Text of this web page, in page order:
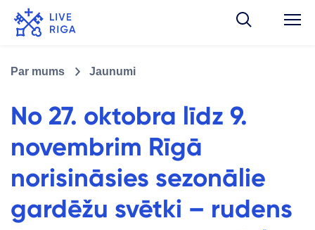
Par mums Jaunumi
No 27. oktobra līdz 9.
novembrim Rīgā
norisināsies sezonālie
gardēžu svētki – rudens